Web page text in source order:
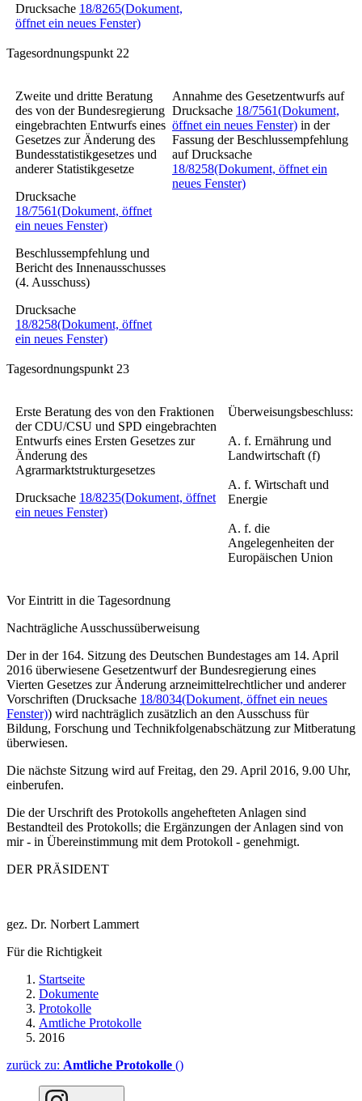
Drucksache 18/8265(Dokument,
öffnet ein neues Fenster)
Tagesordnungspunkt 22
Zweite und dritte Beratung
des von der Bundesregierung
eingebrachten Entwurfs eines
Gesetzes zur Änderung des
Bundesstatistikgesetzes und
anderer Statistikgesetze
Drucksache
18/7561(Dokument, öffnet
ein neues Fenster)
Beschlussempfehlung und
Bericht des Innenausschusses
(4. Ausschuss)
Drucksache
18/8258(Dokument, öffnet
ein neues Fenster)
Annahme des Gesetzentwurfs auf
Drucksache 18/7561(Dokument,
öffnet ein neues Fenster) in der
Fassung der Beschlussempfehlung
auf Drucksache
18/8258(Dokument, öffnet ein
neues Fenster)
Tagesordnungspunkt 23
Erste Beratung des von den Fraktionen
der CDU/CSU und SPD eingebrachten
Entwurfs eines Ersten Gesetzes zur
Änderung des
Agrarmarktstrukturgesetzes
Drucksache 18/8235(Dokument, öffnet
ein neues Fenster)
Überweisungsbeschluss:
A. f. Ernährung und
Landwirtschaft (f)
A. f. Wirtschaft und
Energie
A. f. die
Angelegenheiten der
Europäischen Union
Vor Eintritt in die Tagesordnung
Nachträgliche Ausschussüberweisung
Der in der 164. Sitzung des Deutschen Bundestages am 14. April
2016 überwiesene Gesetzentwurf der Bundesregierung eines
Vierten Gesetzes zur Änderung arzneimittelrechtlicher und anderer
Vorschriften (Drucksache 18/8034(Dokument, öffnet ein neues
Fenster)) wird nachträglich zusätzlich an den Ausschuss für
Bildung, Forschung und Technikfolgenabschätzung zur Mitberatung
überwiesen.
Die nächste Sitzung wird auf Freitag, den 29. April 2016, 9.00 Uhr,
einberufen.
Die der Urschrift des Protokolls angehefteten Anlagen sind
Bestandteil des Protokolls; die Ergänzungen der Anlagen sind von
mir - in Übereinstimmung mit dem Protokoll - genehmigt.
DER PRÄSIDENT
gez. Dr. Norbert Lammert
Für die Richtigkeit
Startseite
Dokumente
Protokolle
Amtliche Protokolle
2016
zurück zu: Amtliche Protokolle ()